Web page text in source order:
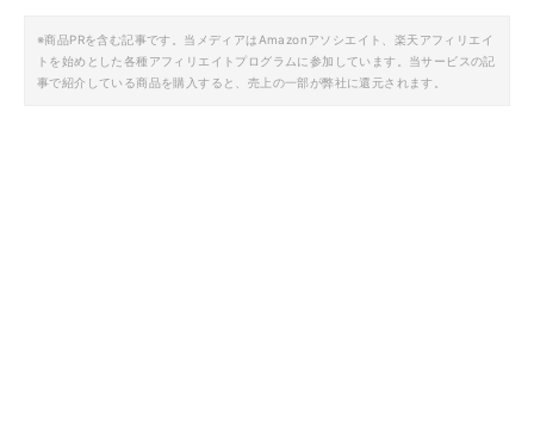
※商品PRを含む記事です。当メディアはAmazonアソシエイト、楽天アフィリエイ
トを始めとした各種アフィリエイトプログラムに参加しています。当サービスの記
事で紹介している商品を購入すると、売上の一部が弊社に還元されます。